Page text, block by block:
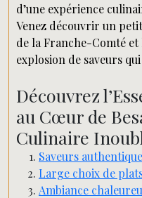
d’une expérience
Venez découvrir un
de la Franche-Comté
explosion de saveurs
Découvrez
au Cœur de
Culinaire
Saveurs
Large choix de
Ambiance